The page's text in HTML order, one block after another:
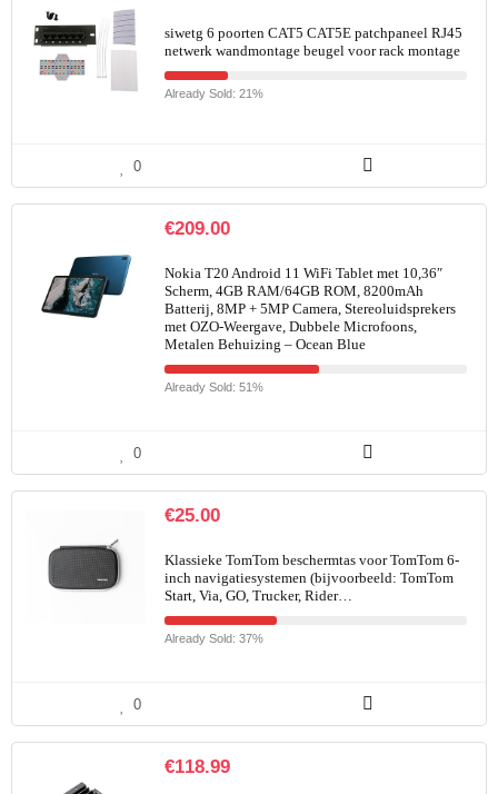
siwetg 6 poorten CAT5 CAT5E patchpaneel RJ45
netwerk wandmontage beugel voor rack montage
Already Sold: 21%
0
€209.00
Nokia T20 Android 11 WiFi Tablet met 10,36″
Scherm, 4GB RAM/64GB ROM, 8200mAh
Batterij, 8MP + 5MP Camera, Stereoluidsprekers
met OZO-Weergave, Dubbele Microfoons,
Metalen Behuizing – Ocean Blue
Already Sold: 51%
0
€25.00
Klassieke TomTom beschermtas voor TomTom 6-
inch navigatiesystemen (bijvoorbeeld: TomTom
Start, Via, GO, Trucker, Rider…
Already Sold: 37%
0
€118.99